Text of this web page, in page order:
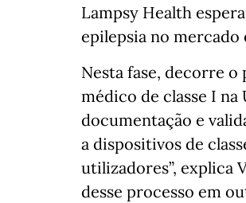
Lampsy Health
epilepsia no
Nesta fase, decorre
médico de classe I na
documentação e
a dispositivos de
utilizadores”, explica
desse processo em